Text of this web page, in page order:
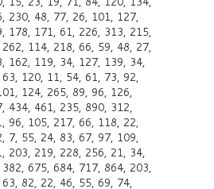
230, 48, 77, 26, 101, 127,
178, 171, 61, 226, 313, 215,
114, 218, 66, 59, 48, 27,
162, 119, 34, 127, 139, 34,
120, 11, 54, 61, 73, 92,
124, 265, 89, 96, 126,
434, 461, 235, 890, 312,
96, 105, 217, 66, 118, 22,
7, 55, 24, 83, 67, 97, 109,
203, 219, 228, 256, 21, 34,
675, 684, 717, 864, 203,
82, 22, 46, 55, 69, 74,